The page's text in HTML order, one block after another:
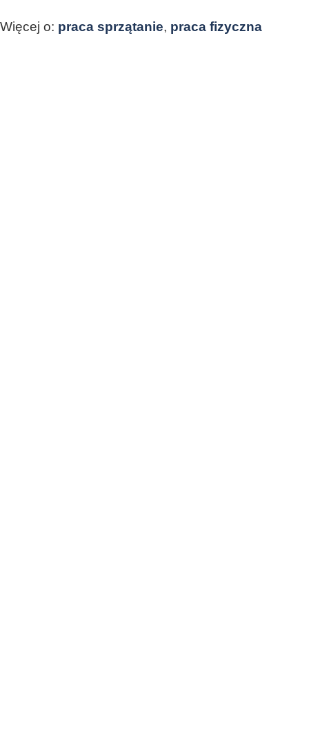
Więcej o: praca sprzątanie, praca fizyczna